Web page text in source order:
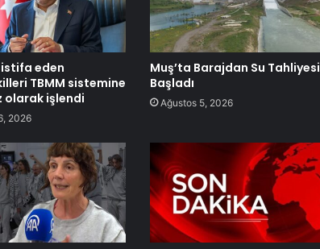
istifa eden
TBMM sistemine
olarak işlendi
2026
Muş’ta Barajdan Su Tahliyesi
Başladı
Ağustos 5, 2026